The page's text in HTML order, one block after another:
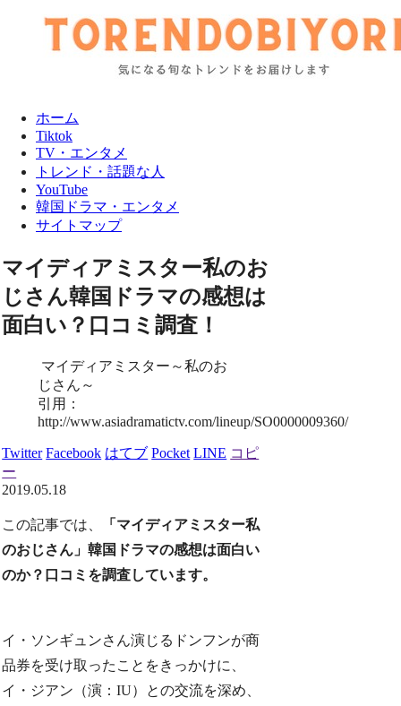
ホーム
Tiktok
TV・エンタメ
トレンド・話題な人
YouTube
韓国ドラマ・エンタメ
サイトマップ
マイディアミスター私のお
じさん韓国ドラマの感想は
面白い？口コミ調査！
マイディアミスター～私のお
じさん～
引用：
http://www.asiadramatictv.com/lineup/SO0000009360/
Twitter Facebook はてブ Pocket LINE コピ
ー
2019.05.18
この記事では、
「マイディアミスター私
のおじさん」韓国ドラマの感想は面白い
のか？口コミを調査しています。
イ・ソンギュンさん演じるドンフンが商
品券を受け取ったことをきっかけに、
イ・ジアン（演：IU）との交流を深め、